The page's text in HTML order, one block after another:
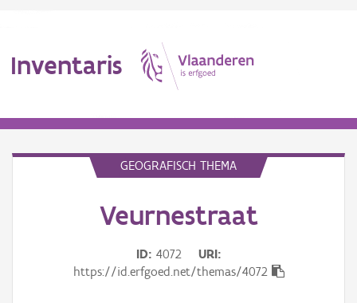
Inventaris
GEOGRAFISCH THEMA
Veurnestraat
ID 4072
URI
https://id.erfgoed.net/themas/4072